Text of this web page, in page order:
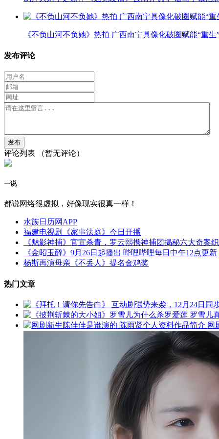
《不负山河不负她》热拍 广西南宁具像化破圈赋能“重生
发布评论
评论列表 （暂无评论）
一说
都说网络很虚拟，好像现实很真一样！
水族日历网APP
福建电视剧《家事法庭》今日开播
《魅影神捕》官宣杀青，罗云熙携神捕团揭秘六大奇案
《金昭玉醉》9月26日起播出 哔哩哔哩每日中午12点更新
杨斯再演母亲《不丢人》提名金鸡奖
热门文章
网